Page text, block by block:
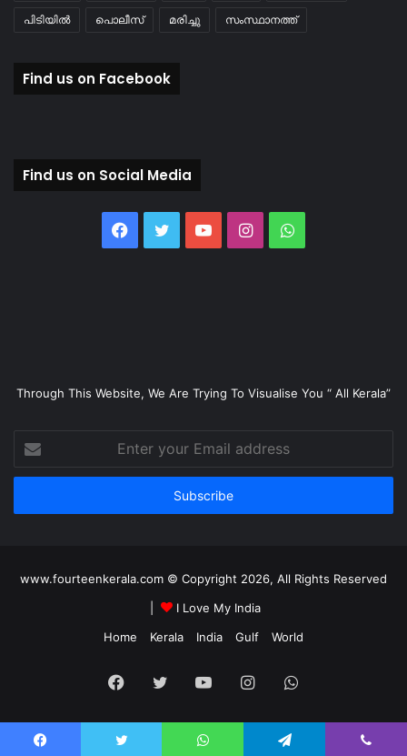
പിടിയിൽ പൊലീസ് മരിച്ചു സംസ്ഥാനത്ത്
Find us on Facebook
Find us on Social Media
Facebook
TwitterYouTubeInstagramWhatsApp
Through This Website, We Are Trying To Visualise You “ All Kerala”
your
Email
www.fourteenkerala.com © Copyright 2026, All Rights Reserved
I Love My India
Home
Kerala India Gulf World
Facebook
TwitterYouTubeInstagramWhatsApp